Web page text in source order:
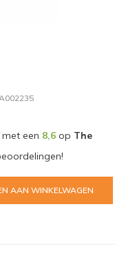
een 8,6op The
AAN WINKELWAGEN